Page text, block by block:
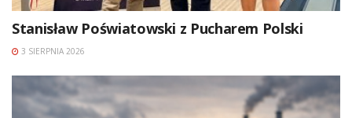
Stanisław Poświatowski z Pucharem Polski
3 SIERPNIA 2026